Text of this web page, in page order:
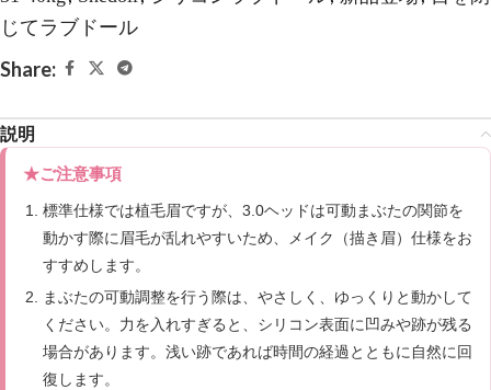
じてラブドール
Share:
説明
★ご注意事項
標準仕様では植毛眉ですが、3.0ヘッドは可動まぶたの関節を
動かす際に眉毛が乱れやすいため、メイク（描き眉）仕様をお
すすめします。
まぶたの可動調整を行う際は、やさしく、ゆっくりと動かして
ください。力を入れすぎると、シリコン表面に凹みや跡が残る
場合があります。浅い跡であれば時間の経過とともに自然に回
復します。